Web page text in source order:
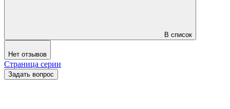
В список
Нет отзывов
Страница серии
Задать вопрос